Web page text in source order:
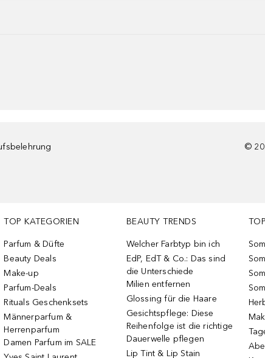
©
TOP KATEGORIEN
Parfum & Düfte
Beauty Deals
Make-up
Parfum-Deals
Rituals Geschenksets
Männerparfum &
Herrenparfum
Damen Parfum im SALE
BEAUTY TRENDS
Welcher Farbtyp bin ich
EdP, EdT & Co.: Das sind
die Unterschiede
Milien entfernen
Glossing für die Haare
Gesichtspflege: Diese
Reihenfolge ist die richtige
Dauerwelle pflegen
Lip Tint & Lip Stain